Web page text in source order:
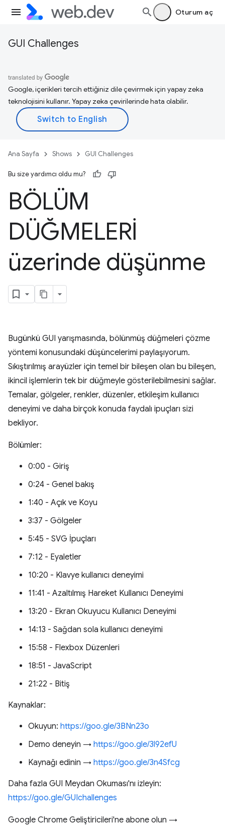
Oturum aç
GUI Challenges
Google, içerikleri tercih ettiğiniz dile çevirmek için yapay zeka
teknolojisini kullanır. Yapay zeka çevirilerinde hata olabilir.
Ana Sayfa Shows GUI Challenges
Bu size yardımcı oldu mu?
BÖLÜM
DÜĞMELERİ
üzerinde düşünme
Bugünkü GUI yarışmasında, bölünmüş düğmeleri çözme
yöntemi konusundaki düşüncelerimi paylaşıyorum.
Sıkıştırılmış arayüzler için temel bir bileşen olan bu bileşen,
ikincil işlemlerin tek bir düğmeyle gösterilebilmesini sağlar.
Temalar, gölgeler, renkler, düzenler, etkileşim kullanıcı
deneyimi ve daha birçok konuda faydalı ipuçları sizi
bekliyor.
Bölümler:
0:00 - Giriş
0:24 - Genel bakış
1:40 - Açık ve Koyu
3:37 - Gölgeler
5:45 - SVG İpuçları
7:12 - Eyaletler
10:20 - Klavye kullanıcı deneyimi
11:41 - Azaltılmış Hareket Kullanıcı Deneyimi
13:20 - Ekran Okuyucu Kullanıcı Deneyimi
14:13 - Sağdan sola kullanıcı deneyimi
15:58 - Flexbox Düzenleri
18:51 - JavaScript
21:22 - Bitiş
Kaynaklar:
Okuyun: https://goo.gle/3BNn23o
Demo deneyin → https://goo.gle/3l92efU
Kaynağı edinin → https://goo.gle/3n4Sfcg
Daha fazla GUI Meydan Okuması'nı izleyin:
https://goo.gle/GUIchallenges
Google Chrome Geliştiricileri'ne abone olun →